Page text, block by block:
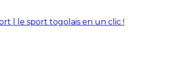
| le sport togolais en un clic !